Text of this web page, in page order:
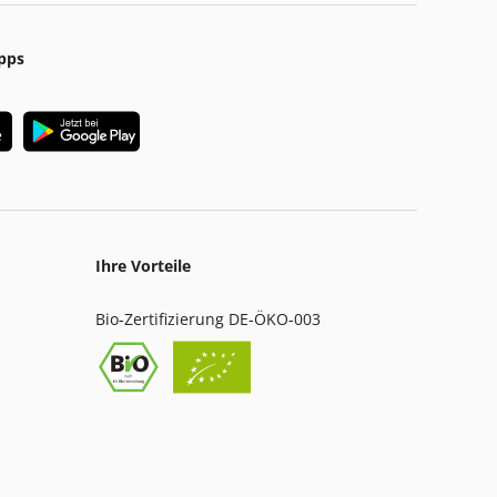
Ihre Vorteile
Bio-Zertifizierung DE-ÖKO-003